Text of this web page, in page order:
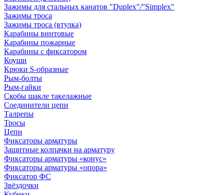
Зажимы для стальных канатов "Duplex"/"Simplex"
Зажимы троса
Зажимы троса (втулка)
Карабины винтовые
Карабины пожарные
Карабины с фиксатором
Коуши
Крюки S-образные
Рым-болты
Рым-гайки
Скобы шакле такелажные
Соединители цепи
Талрепы
Тросы
Цепи
Фиксаторы арматуры
Защитные колпачки на арматуру
Фиксаторы арматуры «конус»
Фиксаторы арматуры «опора»
Фиксатор ФС
Звёздочки